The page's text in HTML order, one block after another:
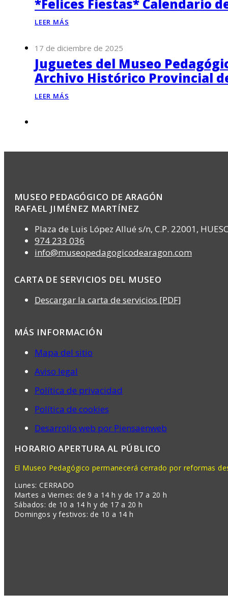
*Felices Fiestas* Calendario
LEER MÁS
17 de diciembre de 2025
Juguetes del Museo
Archivo Histórico Provincial
LEER MÁS
MUSEO PEDAGÓGICO DE ARAGÓN
RAFAEL JIMÉNEZ MARTÍNEZ
Plaza de Luis López Allué s/n, C.P. 22001,
974 233 036
info@museopedagogicodearagon.com
CARTA DE SERVICIOS DEL MUSEO
Descargar la carta de servicios [PDF]
MÁS INFORMACIÓN
Mapa del sitio
Aviso legal
Política de privacidad
Política de cookies
Desarrollo web por Piensaenweb
HORARIO APERTURA AL PÚBLICO
El Museo Pedagógico permanecerá cerrado por reformas
Lunes: CERRADO
Martes a Viernes: de 9 a 14 h y de 17 a 20 h
Sábados: de 10 a 14 h y de 17 a 20 h
Domingos y festivos: de 10 a 14 h